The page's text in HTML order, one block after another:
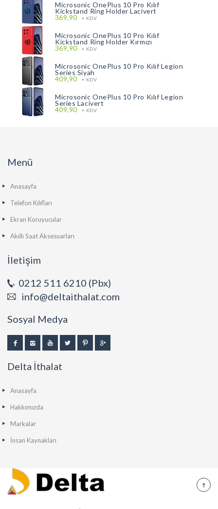
Microsonic OnePlus 10 Pro Kılıf
Kickstand Ring Holder Lacivert
369,90 + KDV
Microsonic OnePlus 10 Pro Kılıf
Kickstand Ring Holder Kırmızı
369,90 + KDV
Microsonic OnePlus 10 Pro Kılıf Legion
Series Siyah
409,90 + KDV
Microsonic OnePlus 10 Pro Kılıf Legion
Series Lacivert
409,90 + KDV
Menü
Anasayfa
Telefon Kılıfları
Ekran Koruyucular
Akıllı Saat Aksesuarları
İletişim
0212 511 6210 (Pbx)
info@deltaithalat.com
Sosyal Medya
Delta İthalat
Anasayfa
Hakkımızda
Markalar
İnsan Kaynakları